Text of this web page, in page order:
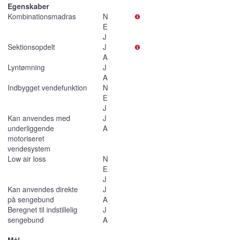
Egenskaber
Kombinationsmadras
N
E
J
Sektionsopdelt
J
A
Lyntømning
J
A
Indbygget vendefunktion
N
E
J
Kan anvendes med
underliggende
motoriseret
vendesystem
J
A
Low air loss
N
E
J
Kan anvendes direkte
på sengebund
J
A
Beregnet til indstillelig
sengebund
J
A